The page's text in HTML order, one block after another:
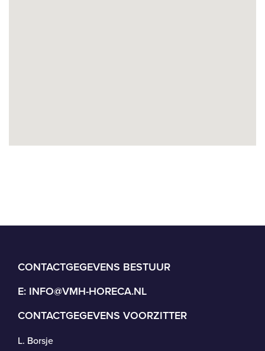
CONTACTGEGEVENS BESTUUR
E: INFO@VMH-HORECA.NL
CONTACTGEGEVENS VOORZITTER
L. Borsje